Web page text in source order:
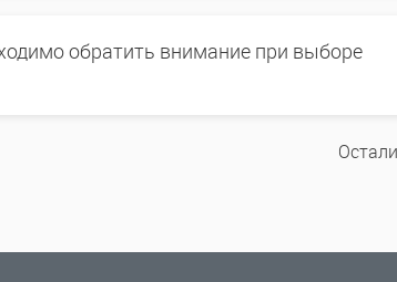
обратить внимание при выборе